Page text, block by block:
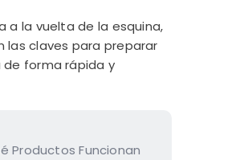
a la vuelta de la esquina,
las claves para preparar
forma rápida y
Productos Funcionan